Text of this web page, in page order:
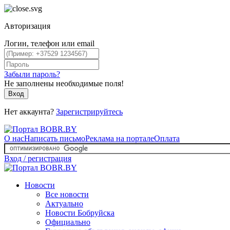
Авторизация
Логин, телефон или email
Забыли пароль?
Не заполнены необходимые поля!
Вход
Нет аккаунта? Зарегистрируйтесь
О насНаписать письмоРеклама на порталеОплата
Вход / регистрация
Новости
Все новости
Актуально
Новости Бобруйска
Официально